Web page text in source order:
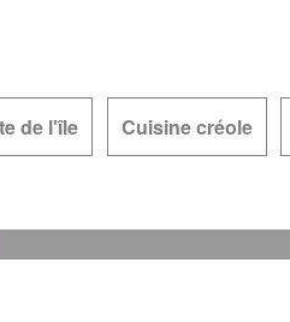
de l'île Cuisine créole